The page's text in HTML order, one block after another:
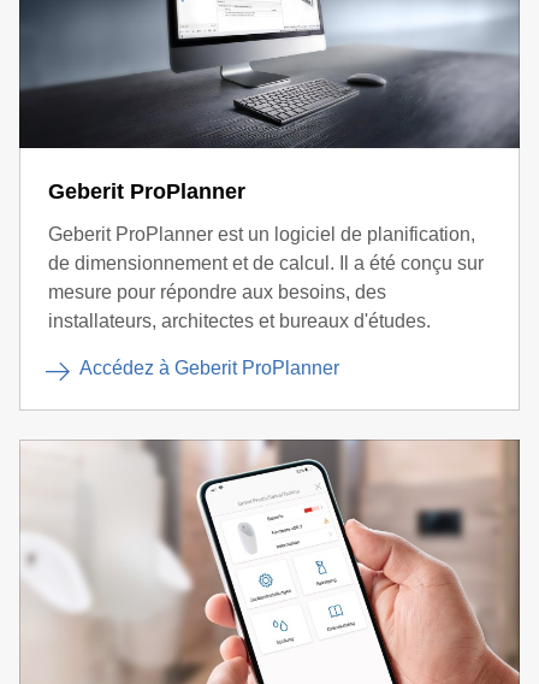
Geberit ProPlanner
Geberit ProPlanner est un logiciel de planification,
de dimensionnement et de calcul. Il a été conçu sur
mesure pour répondre aux besoins, des
installateurs, architectes et bureaux d'études.
Accédez à Geberit ProPlanner